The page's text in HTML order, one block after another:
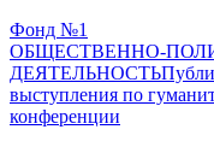
Фонд №1
ОБЩЕСТВЕННО-
ДЕЯТЕЛЬНОСТЬ
выступления по
конференции